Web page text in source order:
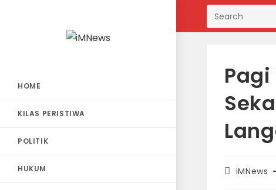
content
HOME
KILAS PERISTIWA
POLITIK
HUKUM
PostiMNews